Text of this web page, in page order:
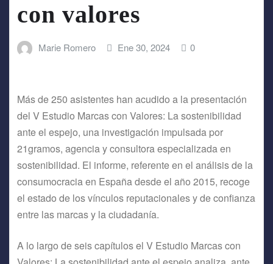
con valores
Marie Romero Ene 30, 2024 0
Más de 250 asistentes han acudido a la presentación
del V Estudio Marcas con Valores: La sostenibilidad
ante el espejo, una investigación impulsada por
21gramos, agencia y consultora especializada en
sostenibilidad. El informe, referente en el análisis de la
consumocracia en España desde el año 2015, recoge
el estado de los vínculos reputacionales y de confianza
entre las marcas y la ciudadanía.
A lo largo de seis capítulos el V Estudio Marcas con